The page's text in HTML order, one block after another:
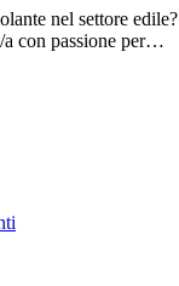
nel settore edile?
a con passione per…